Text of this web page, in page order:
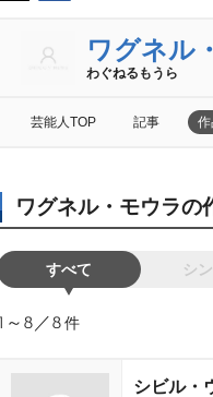
ワグネル
わぐねるもうら
芸能人TOP 記事 作
ワグネル・モウラの
すべて シ
～8／8件
シビル・